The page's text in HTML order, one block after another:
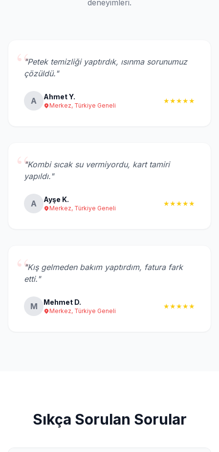
deneyimleri.
“"Petek temizliği yaptırdık, ısınma sorunumuz
çözüldü."
A Ahmet Y.
Merkez, Türkiye Geneli
★★★★★
“"Kombi sıcak su vermiyordu, kart tamiri
yapıldı."
A Ayşe K.
Merkez, Türkiye Geneli
★★★★★
“"Kış gelmeden bakım yaptırdım, fatura fark
etti."
M Mehmet D.
Merkez, Türkiye Geneli
★★★★★
Sıkça Sorulan Sorular